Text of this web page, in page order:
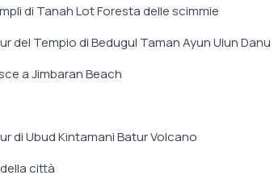
di Tanah Lot Foresta delle scimmie
del Tempio di Bedugul Taman Ayun Ulun Danu
a Jimbaran Beach
di Ubud Kintamani Batur Volcano
città